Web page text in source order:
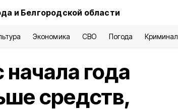
и Белгородской области
Экономика СВО Погода Криминал
года
средств,